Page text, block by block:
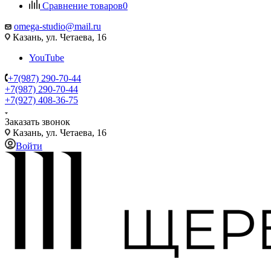
Сравнение товаров0
omega-studio@mail.ru
Казань, ул. Четаева, 16
YouTube
+7(987) 290-70-44
+7(987) 290-70-44
+7(927) 408-36-75
Заказать звонок
Казань, ул. Четаева, 16
Войти